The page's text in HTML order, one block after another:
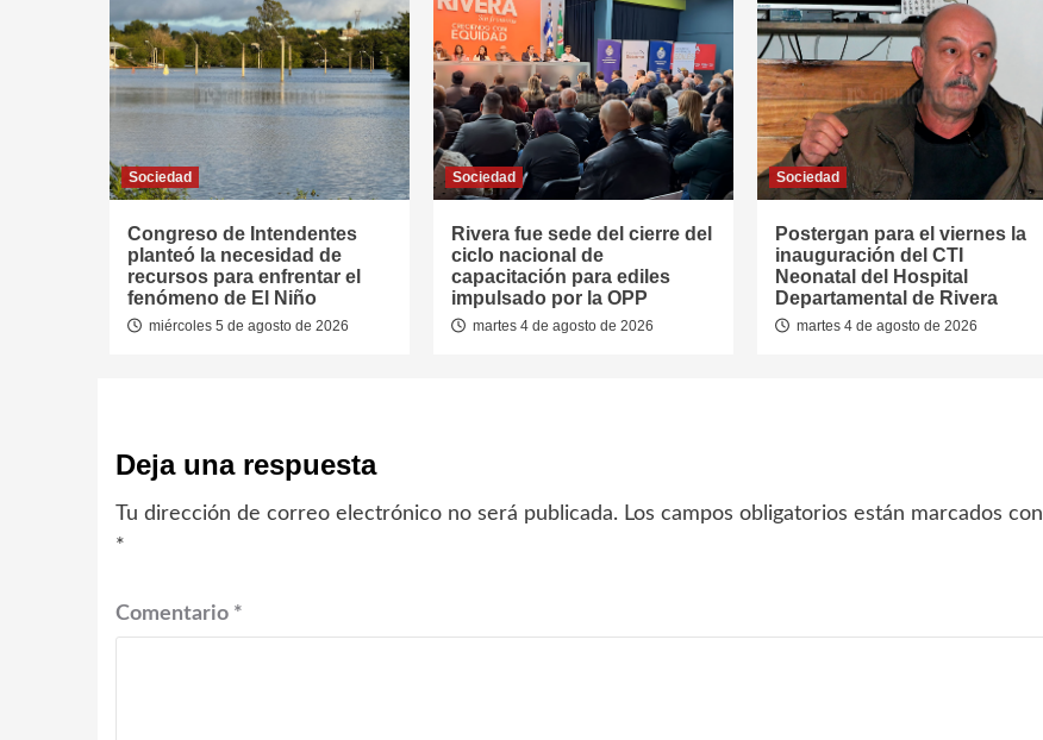
Sociedad
Congreso de Intendentes
planteó la necesidad de
recursos para enfrentar el
fenómeno de El Niño
miércoles 5 de agosto de 2026
Sociedad
Rivera fue sede del cierre del
ciclo nacional de
capacitación para ediles
impulsado por la OPP
martes 4 de agosto de 2026
Sociedad
Postergan para el viernes la
inauguración del CTI
Neonatal del Hospital
Departamental de Rivera
martes 4 de agosto de 2026
Deja una respuesta
Tu dirección de correo electrónico no será publicada. Los campos obligatorios están marcados con
*
Comentario *